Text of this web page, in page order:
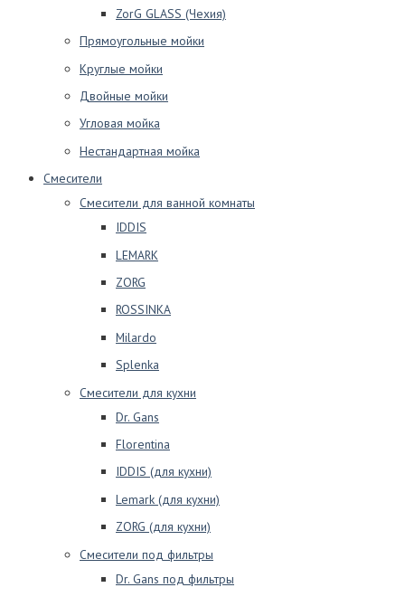
ZorG GLASS (Чехия)
Прямоугольные мойки
Круглые мойки
Двойные мойки
Угловая мойка
Нестандартная мойка
Смесители
Смесители для ванной комнаты
IDDIS
LEMARK
ZORG
ROSSINKA
Milardo
Splenka
Смесители для кухни
Dr. Gans
Florentina
IDDIS (для кухни)
Lemark (для кухни)
ZORG (для кухни)
Смесители под фильтры
Dr. Gans под фильтры